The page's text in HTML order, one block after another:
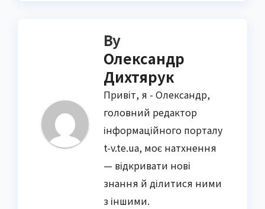
By
Олександр
Дихтярук
Привіт, я - Олександр,
головний редактор
інформаційного порталу
t-v.te.ua, моє натхнення
— відкривати нові
знання й ділитися ними
з іншими.